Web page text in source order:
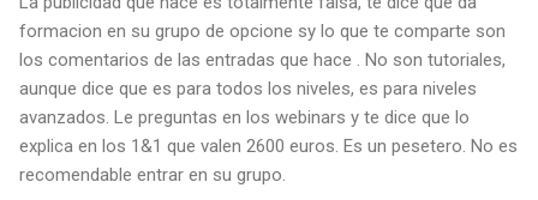
formacion en su grupo de opcione sy lo que te comparte son
los comentarios de las entradas que hace . No son tutoriales,
aunque dice que es para todos los niveles, es para niveles
avanzados. Le preguntas en los webinars y te dice que lo
explica en los 1&1 que valen 2600 euros. Es un pesetero. No es
recomendable entrar en su grupo.